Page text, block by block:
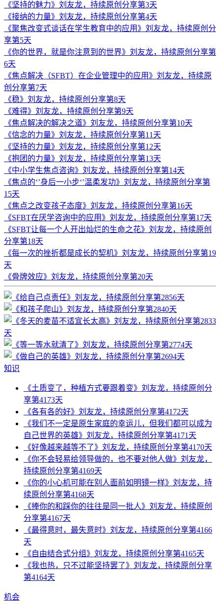
《坚持的魅力》刘友龙，持续原创分享第3天
《接纳的力量》刘友龙，持续原创分享第4天
《聚焦改变式谈话在学生教育中的应用》刘友龙，持续原创分
享第5天
《你的世界，就是你注意到的世界》刘友龙，持续原创分享第
6天
《焦点解决（SFBT）在企业管理中的应用》刘友龙，持续原
创分享第7天
《稳》刘友龙，持续原创分享第8天
《难得》刘友龙，持续原创分享第9天
《焦点解决的解决之道》刘友龙，持续原创分享第10天
《信念的力量》刘友龙，持续原创分享第11天
《坚持的力量》刘友龙，持续原创分享第12天
《抱团的力量》刘友龙，持续原创分享第13天
《中小学生焦点咨询》刘友龙，持续原创分享第14天
《焦点的‘’身后一小步‘’温柔发功》刘友龙，持续原创分享第
15天
《焦点之改变孩子态度》刘友龙，持续原创分享第16天
《SFBT在厌学咨询中的应用》刘友龙，持续原创分享第17天
《SFBT让每一个人开出灿烂的生命之花》刘友龙，持续原创
分享第18天
《每一次的挫折都是成长的契机》刘友龙，持续原创分享第19
天
《骨牌效应》刘友龙，持续原创分享第20天
知识
《土质变了，种植方式要跟着变》刘友龙，持续原创分
享第4173天
《各有各的好》刘友龙，持续原创分享第4172天
《我们不一定是原生家庭的幸运儿，但我们都可以成为
自己世界的英雄》刘友龙，持续原创分享第4171天
《好像越来越等不了》刘友龙，持续原创分享第4170天
《你不会轻易给领导做的，也不要对他人做》刘友龙，
持续原创分享第4169天
《你的小心机可能在别人面前如明镜一样》刘友龙，持
续原创分享第4168天
《捧你的和踩你的往往是同一批人》刘友龙，持续原创
分享第4167天
《最得意时，最失意时》刘友龙，持续原创分享第4166
天
《自由结合式分组》刘友龙，持续原创分享第4165天
《我也热，只不过能坚持罢了》刘友龙，持续原创分享
第4164天
机会